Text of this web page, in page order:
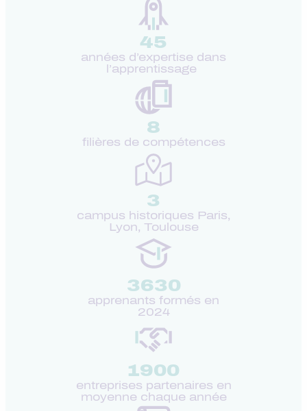
45
années d’expertise dans
l’apprentissage
8
filières de compétences
3
campus historiques Paris,
Lyon, Toulouse
3630
apprenants formés en
2024
1900
entreprises partenaires en
moyenne chaque année